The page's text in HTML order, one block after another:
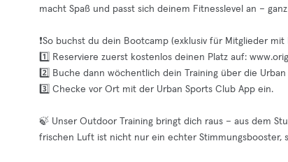
macht Spaß und passt sich deinem Fitnesslevel an –
❗️So buchst du dein Bootcamp (exklusiv für Mitglieder
1️⃣ Reserviere zuerst kostenlos deinen Platz auf:
2️⃣ Buche dann wöchentlich dein Training über die
3️⃣ Checke vor Ort mit der Urban Sports Club App ein.
🍃 Unser Outdoor Training bringt dich raus – aus dem
frischen Luft ist nicht nur ein echter Stimmungsbooster,